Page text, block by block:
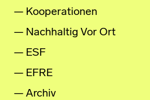
Kooperationen
Nachhaltig Vor Ort
ESF
EFRE
Archiv